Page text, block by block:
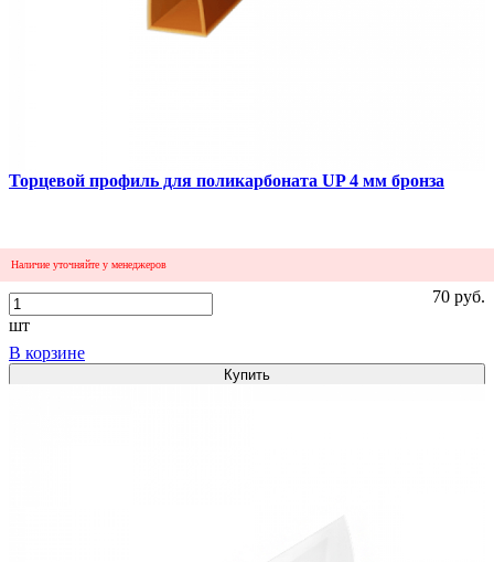
Торцевой профиль для поликарбоната UP 4 мм бронза
Наличие уточняйте у менеджеров
70 руб.
шт
В корзине
Купить